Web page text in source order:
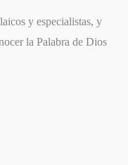
y especialistas, y
la Palabra de Dios